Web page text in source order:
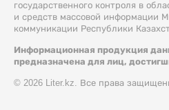
государственного контроля в
и средств массовой информации
коммуникации Республики
Информационная продукция
предназначена для лиц,
© 2026 Liter.kz. Все права